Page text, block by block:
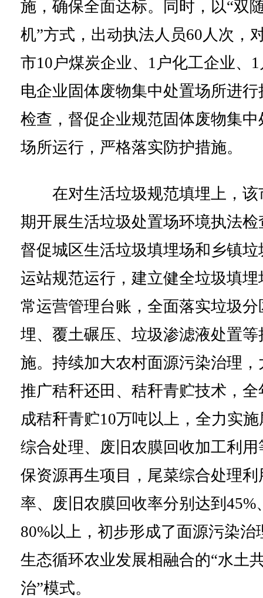
施，确保全面达标。同时，以“双
机”方式，出动执法人员60人次，
市10户煤炭企业、1户化工企业、
电企业固体废物集中处置场所进行
检查，督促企业规范固体废物集中
场所运行，严格落实防护措施。
在对生活垃圾规范填埋上，该
期开展生活垃圾处置场环境执法检
督促城区生活垃圾填埋场和乡镇垃
运站规范运行，建立健全垃圾填埋
常运营管理台账，全面落实垃圾分
埋、覆土碾压、垃圾渗滤液处置等
施。持续加大农村面源污染治理，
推广秸秆还田、秸秆青贮技术，全
成秸秆青贮10万吨以上，全力实施
综合处理、废旧农膜回收加工利用
保资源再生项目，尾菜综合处理利
率、废旧农膜回收率分别达到45%
80%以上，初步形成了面源污染治
生态循环农业发展相融合的“水土
治”模式。